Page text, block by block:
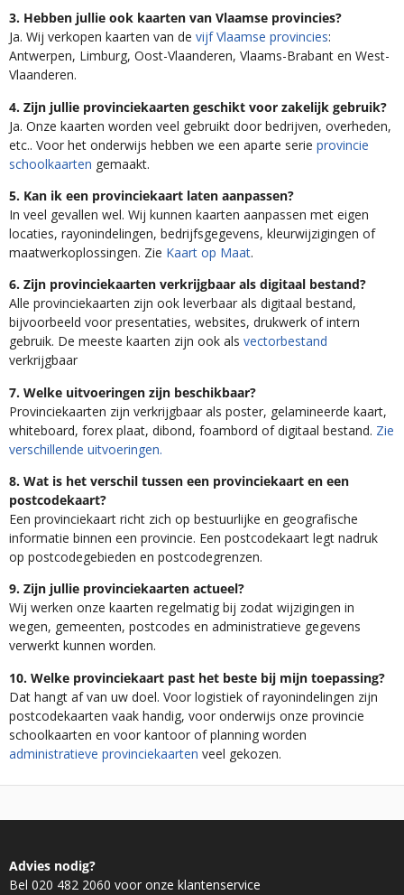
3. Hebben jullie ook kaarten van Vlaamse provincies?
Ja. Wij verkopen kaarten van de vijf Vlaamse provincies:
Antwerpen, Limburg, Oost-Vlaanderen, Vlaams-Brabant en West-
Vlaanderen.
4. Zijn jullie provinciekaarten geschikt voor zakelijk gebruik?
Ja. Onze kaarten worden veel gebruikt door bedrijven, overheden,
etc.. Voor het onderwijs hebben we een aparte serie provincie
schoolkaarten gemaakt.
5. Kan ik een provinciekaart laten aanpassen?
In veel gevallen wel. Wij kunnen kaarten aanpassen met eigen
locaties, rayonindelingen, bedrijfsgegevens, kleurwijzigingen of
maatwerkoplossingen. Zie Kaart op Maat.
6. Zijn provinciekaarten verkrijgbaar als digitaal bestand?
Alle provinciekaarten zijn ook leverbaar als digitaal bestand,
bijvoorbeeld voor presentaties, websites, drukwerk of intern
gebruik. De meeste kaarten zijn ook als vectorbestand
verkrijgbaar
7. Welke uitvoeringen zijn beschikbaar?
Provinciekaarten zijn verkrijgbaar als poster, gelamineerde kaart,
whiteboard, forex plaat, dibond, foambord of digitaal bestand. Zie
verschillende uitvoeringen.
8. Wat is het verschil tussen een provinciekaart en een
postcodekaart?
Een provinciekaart richt zich op bestuurlijke en geografische
informatie binnen een provincie. Een postcodekaart legt nadruk
op postcodegebieden en postcodegrenzen.
9. Zijn jullie provinciekaarten actueel?
Wij werken onze kaarten regelmatig bij zodat wijzigingen in
wegen, gemeenten, postcodes en administratieve gegevens
verwerkt kunnen worden.
10. Welke provinciekaart past het beste bij mijn toepassing?
Dat hangt af van uw doel. Voor logistiek of rayonindelingen zijn
postcodekaarten vaak handig, voor onderwijs onze provincie
schoolkaarten en voor kantoor of planning worden
administratieve provinciekaarten veel gekozen.
Advies nodig?
Bel 020 482 2060 voor onze klantenservice